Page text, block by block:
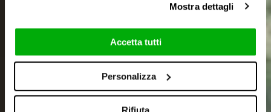
Mostra dettagli
Accetta tutti
Personalizza